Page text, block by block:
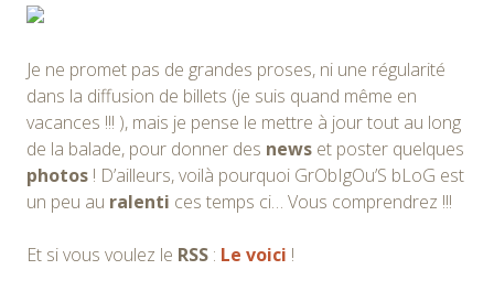
Je ne promet pas de grandes proses, ni une régularité
dans la diffusion de billets (je suis quand même en
vacances !!! ), mais je pense le mettre à jour tout au long
de la balade, pour donner des news et poster quelques
photos ! D’ailleurs, voilà pourquoi GrObIgOu’S bLoG est
un peu au ralenti ces temps ci… Vous comprendrez !!!
Et si vous voulez le RSS : Le voici !